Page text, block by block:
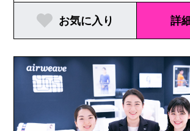
お気に入り 詳